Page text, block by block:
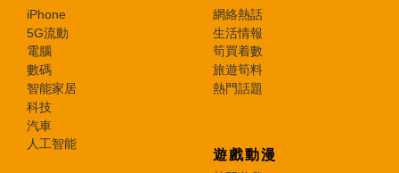
iPhone
5G流動
電腦
數碼
智能家居
科技
汽車
人工智能
網絡熱話
生活情報
筍買着數
旅遊筍料
熱門話題
遊戲動漫